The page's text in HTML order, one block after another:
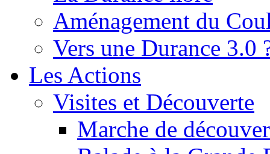
Aménagement du
Vers une Durance 3.0
Les Actions
Visites et Découverte
Marche de